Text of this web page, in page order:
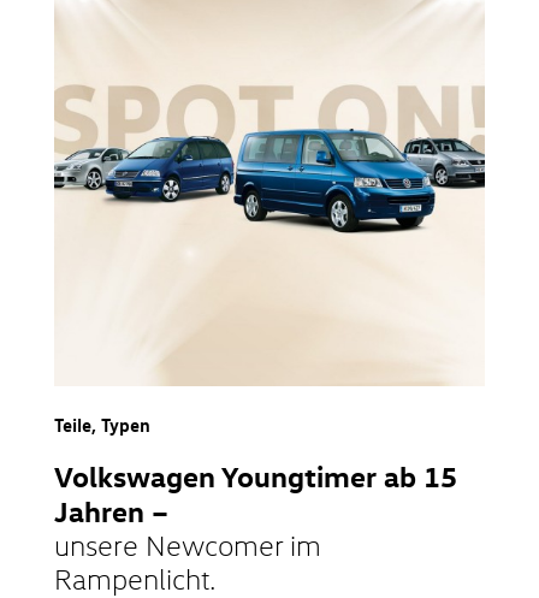
Teile, Typen
Volkswagen Youngtimer ab 15
Jahren –
unsere Newcomer im
Rampenlicht.